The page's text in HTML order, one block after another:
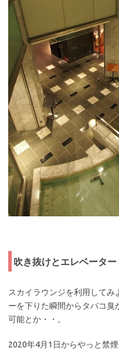
吹き抜けとエレベーター
スカイラウンジを利用してみ
ーを下りた瞬間からタバコ臭
可能とか・・。
2020年4月1日からやっと禁煙